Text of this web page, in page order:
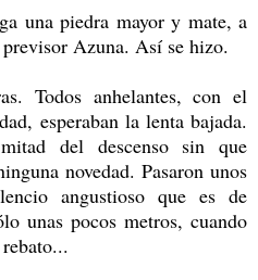
una piedra mayor y mate, a
Azuna. Así se hizo.
Todos anhelantes, con el
esperaban la lenta bajada.
del descenso sin que
novedad. Pasaron unos
angustioso que es de
unas pocos metros, cuando